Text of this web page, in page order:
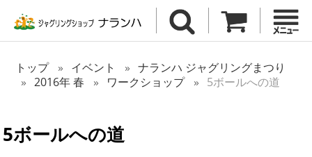
トップ イベント
ナランハ ジャグリングまつり
2016年 春
ワークショップ 5ボールへの道
5ボールへの道